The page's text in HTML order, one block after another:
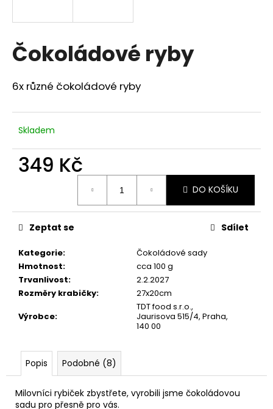
Čokoládové ryby
6x různé čokoládové ryby
Skladem
349 Kč
DO KOŠÍKU
Kategorie:
Čokoládové sady
Hmotnost:
cca 100 g
Trvanlivost:
2.2.2027
Rozměry krabičky:
27x20cm
Výrobce:
TDT food s.r.o.,
Jaurisova 515/4, Praha,
140 00
Zeptat se Sdílet
Popis Podobné (8)
Milovníci rybiček zbystřete, vyrobili jsme čokoládovou
sadu pro přesně pro vás.
í
t
?
o
p
o
u
č
u
e